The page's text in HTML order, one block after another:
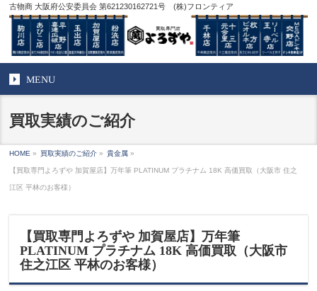
古物商 大阪府公安委員会 第621230162721号 (株)フロンティア
MENU
買取実績のご紹介
HOME » 買取実績のご紹介 » 貴金属 »
【買取専門よろずや 加賀屋店】万年筆 PLATINUM プラチナム 18K 高価買取（大阪市 住之
江区 平林のお客様）
【買取専門よろずや 加賀屋店】万年筆
PLATINUM プラチナム 18K 高価買取（大阪市
住之江区 平林のお客様）